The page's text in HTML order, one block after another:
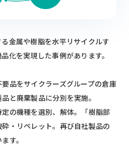
金属や樹脂を水平リサイクルす
化を実現した事例があります。
品をサイクラーズグループの倉庫
と廃棄製品に分別を実施。
の機種を選別、解体。「樹脂部
・リペレット。再び自社製品の
す。